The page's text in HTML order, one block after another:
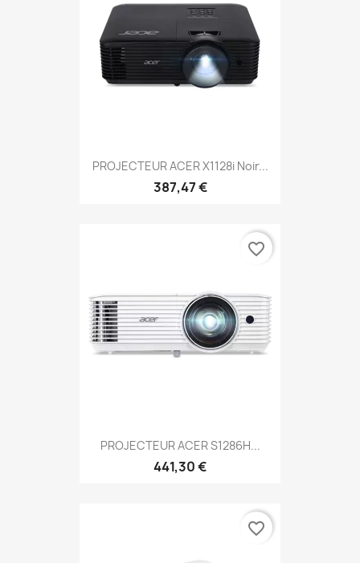
PROJECTEUR ACER X1128i Noir...
387,47 €
PROJECTEUR ACER S1286H...
441,30 €
favorite_border
favorite_border